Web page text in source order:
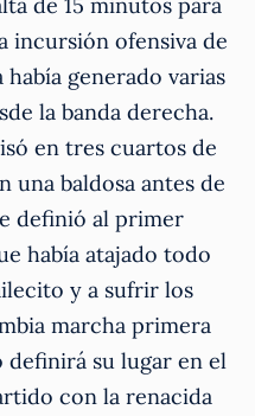
incursión ofensiva de
generado varias
la banda derecha.
en tres cuartos de
una baldosa antes de
definió al primer
había atajado todo
y a sufrir los
marcha primera
su lugar en el
con la renacida